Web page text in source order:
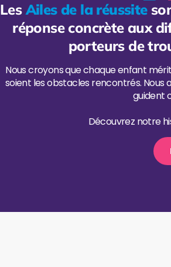
LesAiles de la réussite
réponse concrète aux
porteurs de
Nous croyons que chaque enfant
soient les obstacles rencontrés.
guident
Découvrez notre